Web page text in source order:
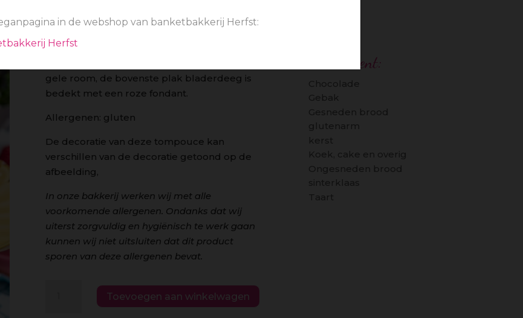
€3.95
gele room, de bovenste plak bladerdeeg is
bedekt met een roze fondant.
Allergenen: gluten
De decoratie van deze tompouce kan
verschillen van de decoratie getoond op de
afbeelding,
In onze bakkerij werken wij met alle
voorkomende allergenen. Ondanks dat wij
uiterst zorgvuldig en hygiënisch te werk gaan
kunnen wij niet uitsluiten dat dit product
sporen van deze allergenen bevat.
Toevoegen aan winkelwagen
assortiment:
in de webshop van banketbakkerij Herfst:
Herfst